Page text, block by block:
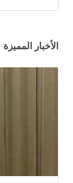
الأخبار المميزة